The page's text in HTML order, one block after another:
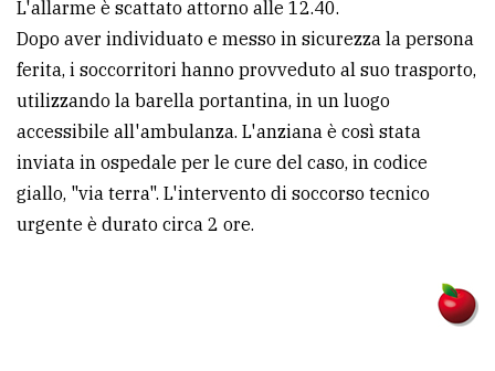
L'allarme è scattato attorno alle 12.40.
Dopo aver individuato e messo in sicurezza la persona
ferita, i soccorritori hanno provveduto al suo trasporto,
utilizzando la barella portantina, in un luogo
accessibile all'ambulanza. L'anziana è così stata
inviata in ospedale per le cure del caso, in codice
giallo, "via terra". L'intervento di soccorso tecnico
urgente è durato circa 2 ore.